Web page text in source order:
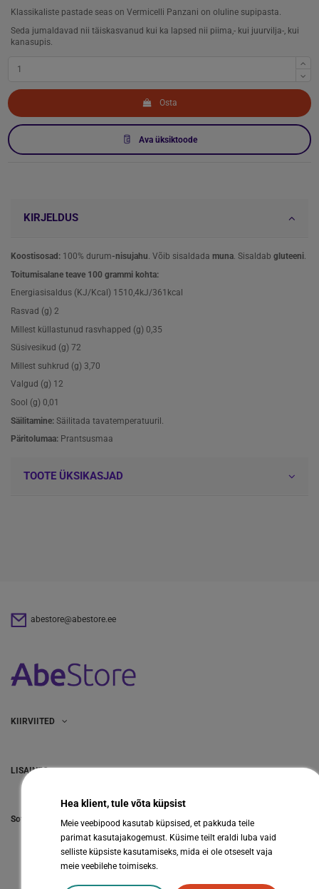
Klassikaliste pastade seas on Vermicelli Panzani on oluline supipasta.
Seda jumaldavad nii täiskasvanud kui ka lapsed nii piima,- kui juurvilja-, kui
kanasupis.
Osta
Ava üksiktoode
KIRJELDUS
Koostisosad: 100% durum-nisujahu. Võib sisaldada muna. Sisaldab gluteeni.
Toitumisalane teave 100 grammi kohta:
Energiasisaldus (KJ/Kcal) 1510,4kJ/361kcal
Rasvad (g) 2
Millest küllastunud rasvhapped (g) 0,35
Süsivesikud (g) 72
Millest suhkrud (g) 3,70
Valgud (g) 12
Sool (g) 0,01
Säilitamine: Säilitada tavatemperatuuril.
Päritolumaa: Prantsusmaa
TOOTE ÜKSIKASJAD
abestore@abestore.ee
KIIRVIITED
LISAINFO
Hea klient, tule võta küpsist
Meie veebipood kasutab küpsised, et pakkuda teile
parimat kasutajakogemust. Küsime teilt eraldi luba vaid
selliste küpsiste kasutamiseks, mida ei ole otseselt vaja
meie veebilehe toimiseks.
Sotsiaalmeedia